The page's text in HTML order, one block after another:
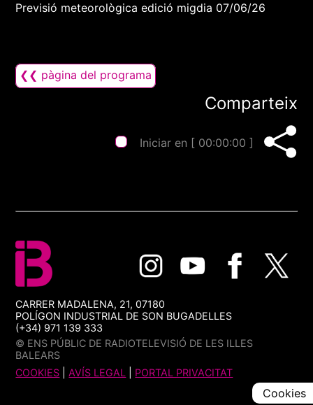
Previsió meteorològica edició migdia 07/06/26
❮❮ pàgina del programa
Comparteix
Iniciar en [ 00:00:00 ]
CARRER MADALENA, 21, 07180
POLÍGON INDUSTRIAL DE SON BUGADELLES
(+34) 971 139 333
© ENS PÚBLIC DE RADIOTELEVISIÓ DE LES ILLES
BALEARS
COOKIES |AVÍS LEGAL PORTAL PRIVACITAT
Cookies